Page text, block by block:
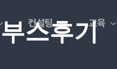
컨설팅 교육
부스후기